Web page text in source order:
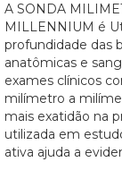
A SONDA
MILLENNIUM é
profundidade das
anatômicas e
exames clínicos
milímetro a
mais exatidão na
utilizada em
ativa ajuda a